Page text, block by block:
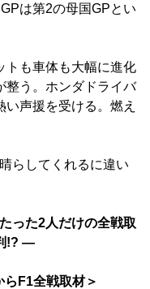
は第2の母国GPとい
も車体も大幅に進化
整う。ホンダドライバ
声援を受ける。燃え
らしてくれるに違い
った2人だけの全戦取
!? ―
F1全戦取材＞